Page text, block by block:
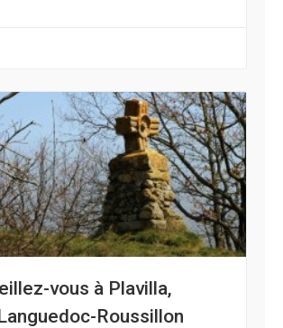
vous à Plavilla,
Roussillon